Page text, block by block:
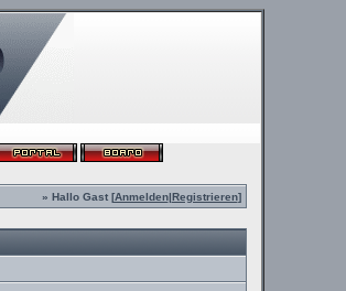
» Hallo Gast [Anmelden|Registrieren]